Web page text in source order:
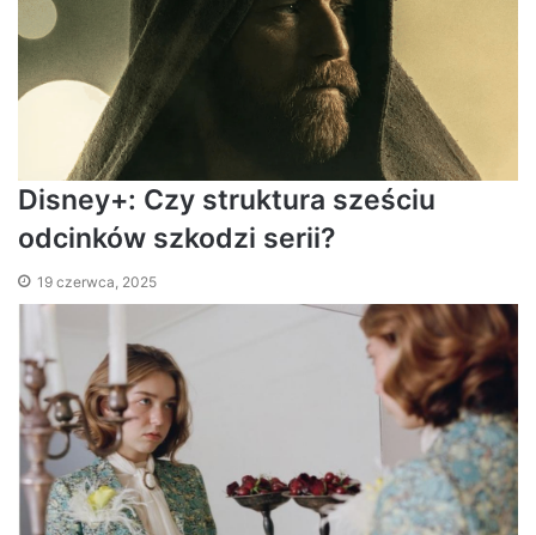
Disney+: Czy struktura sześciu
odcinków szkodzi serii?
19 czerwca, 2025